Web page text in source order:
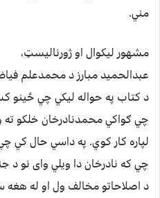
مني.
مشهور لیکوال او ژورنالیسټ،
عبدالحمید مبارز د محمدعلم
د کتاب په حواله لیکي چي ځینو
چي ګواکي محمدنادرخان خلکو ته
لپاره کار کوي. په داسي حال کي
چي که نادرخان دا ویلي وای نو د
د اصلاحاتو مخالف ول او له